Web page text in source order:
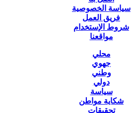
سياسة الخصوصية
فريق العمل
شروط الإستخدام
مواقعنا
محلي
جهوي
وطني
دولي
سياسة
شكاية مواطن
تحقيقات